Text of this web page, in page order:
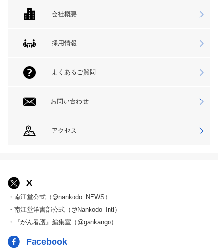
会社概要
採用情報
よくあるご質問
お問い合わせ
アクセス
X
・南江堂公式（@nankodo_NEWS）
・南江堂洋書部公式（@Nankodo_Intl）
・『がん看護』編集室（@gankango）
Facebook